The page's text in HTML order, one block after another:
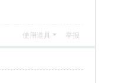
使用道具 举报